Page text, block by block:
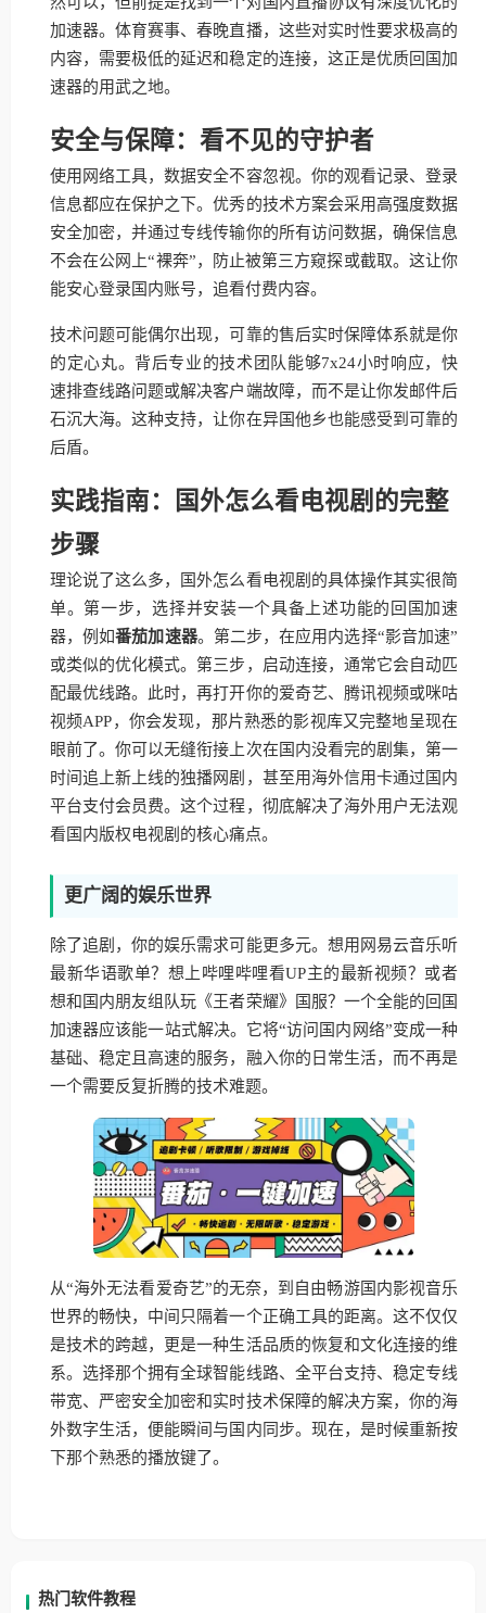
加速器。体育赛事、春晚直播，这些对实时性要求极高的
内容，需要极低的延迟和稳定的连接，这正是优质回国加
速器的用武之地。
安全与保障：看不见的守护者
使用网络工具，数据安全不容忽视。你的观看记录、登录
信息都应在保护之下。优秀的技术方案会采用高强度数据
安全加密，并通过专线传输你的所有访问数据，确保信息
不会在公网上“裸奔”，防止被第三方窥探或截取。这让你
能安心登录国内账号，追看付费内容。
技术问题可能偶尔出现，可靠的售后实时保障体系就是你
的定心丸。背后专业的技术团队能够7x24小时响应，快
速排查线路问题或解决客户端故障，而不是让你发邮件后
石沉大海。这种支持，让你在异国他乡也能感受到可靠的
后盾。
实践指南：国外怎么看电视剧的完整
步骤
理论说了这么多，国外怎么看电视剧的具体操作其实很简
单。第一步，选择并安装一个具备上述功能的回国加速
器，例如番茄加速器。第二步，在应用内选择“影音加速”
或类似的优化模式。第三步，启动连接，通常它会自动匹
配最优线路。此时，再打开你的爱奇艺、腾讯视频或咪咕
视频APP，你会发现，那片熟悉的影视库又完整地呈现在
眼前了。你可以无缝衔接上次在国内没看完的剧集，第一
时间追上新上线的独播网剧，甚至用海外信用卡通过国内
平台支付会员费。这个过程，彻底解决了海外用户无法观
看国内版权电视剧的核心痛点。
更广阔的娱乐世界
除了追剧，你的娱乐需求可能更多元。想用网易云音乐听
最新华语歌单？想上哔哩哔哩看UP主的最新视频？或者
想和国内朋友组队玩《王者荣耀》国服？一个全能的回国
加速器应该能一站式解决。它将“访问国内网络”变成一种
基础、稳定且高速的服务，融入你的日常生活，而不再是
一个需要反复折腾的技术难题。
从“海外无法看爱奇艺”的无奈，到自由畅游国内影视音乐
世界的畅快，中间只隔着一个正确工具的距离。这不仅仅
是技术的跨越，更是一种生活品质的恢复和文化连接的维
系。选择那个拥有全球智能线路、全平台支持、稳定专线
带宽、严密安全加密和实时技术保障的解决方案，你的海
外数字生活，便能瞬间与国内同步。现在，是时候重新按
下那个熟悉的播放键了。
热门软件教程